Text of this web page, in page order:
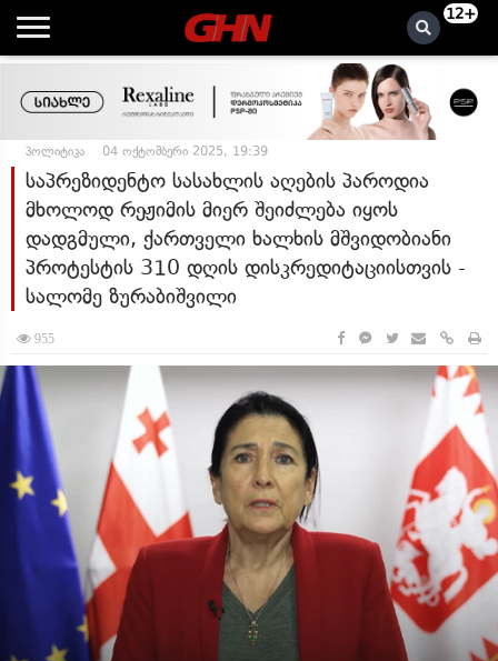
12+
პოლიტიკა 04 ოქტომბერი 2025, 19:39
საპრეზიდენტო სასახლის აღების პაროდია
მხოლოდ რეჟიმის მიერ შეიძლება იყოს
დადგმული, ქართველი ხალხის მშვიდობიანი
პროტესტის 310 დღის დისკრედიტაციისთვის -
სალომე ზურაბიშვილი
955